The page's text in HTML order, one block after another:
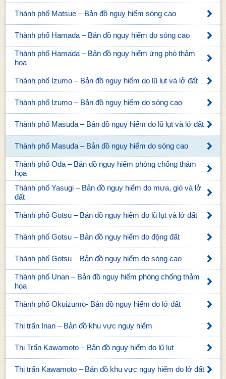
Thành phố Matsue – Bản đồ nguy hiểm sóng cao
Thành phố Hamada – Bản đồ nguy hiểm do sóng cao
Thành phố Hamada – Bản đồ nguy hiểm ứng phó thảm
họa
Thành phố Izumo – Bản đồ nguy hiểm do lũ lụt và lở đất
Thành phố Izumo – Bản đồ nguy hiểm do sóng cao
Thành phố Masuda – Bản đồ nguy hiểm do lũ lụt và lở đất
Thành phố Masuda – Bản đồ nguy hiểm do sóng cao
Thành phố Oda – Bản đồ nguy hiểm phòng chống thảm
họa
Thành phố Yasugi – Bản đồ nguy hiểm do mưa, gió và lở
đất
Thành phố Gotsu – Bản đồ nguy hiểm do lũ lụt và lở đất
Thành phố Gotsu – Bản đồ nguy hiểm do động đất
Thành phố Gotsu – Bản đồ nguy hiểm do sóng cao
Thành phố Unan – Bản đồ nguy hiểm phòng chống thảm
họa
Thành phố Okuizumo- Bản đồ nguy hiểm do lở đất
Thị trấn Inan – Bản đồ khu vực nguy hiểm
Thị Trấn Kawamoto – Bản đồ nguy hiểm do lũ lụt
Thị trấn Kawamoto – Bản đồ khu vực nguy hiểm do lở đất